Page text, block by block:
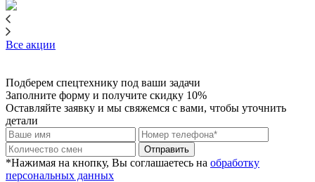
Все акции
Подберем спецтехнику под ваши задачи
Заполните форму и получите скидку 10%
Оставляйте заявку и мы свяжемся с вами, чтобы уточнить
детали
Отправить
*Нажимая на кнопку, Вы соглашаетесь на обработку
персональных данных